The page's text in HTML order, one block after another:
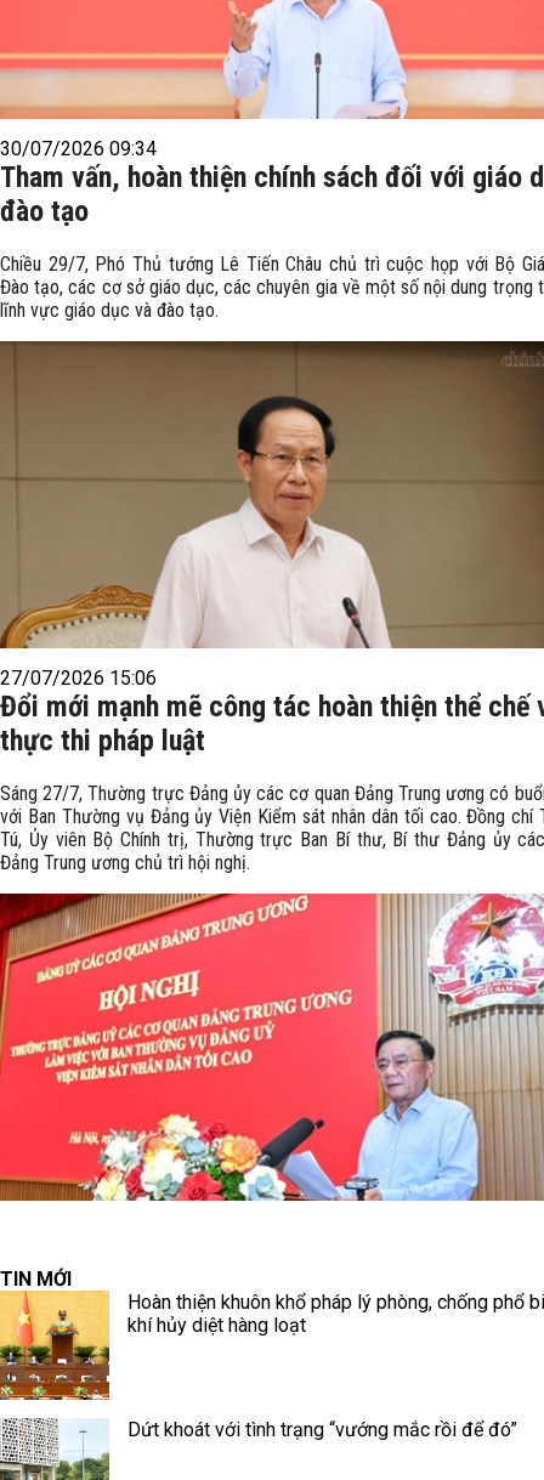
30/07/2026 09:34
Tham vấn, hoàn thiện chính sách đối với giáo
đào tạo
Chiều 29/7, Phó Thủ tướng Lê Tiến Châu chủ trì cuộc họp với Bộ
Đào tạo, các cơ sở giáo dục, các chuyên gia về một số nội dung trọng
lĩnh vực giáo dục và đào tạo.
27/07/2026 15:06
Đổi mới mạnh mẽ công tác hoàn thiện thể chế
thực thi pháp luật
Sáng 27/7, Thường trực Đảng ủy các cơ quan Đảng Trung ương có
với Ban Thường vụ Đảng ủy Viện Kiểm sát nhân dân tối cao. Đồng chí
Tú, Ủy viên Bộ Chính trị, Thường trực Ban Bí thư, Bí thư Đảng ủy
Đảng Trung ương chủ trì hội nghị.
TIN MỚI
Hoàn thiện khuôn khổ pháp lý phòng, chống phổ
khí hủy diệt hàng loạt
Dứt khoát với tình trạng “vướng mắc rồi để đó”